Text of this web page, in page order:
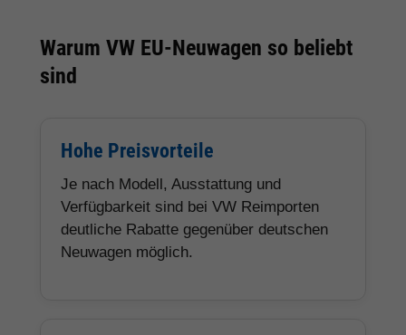
Warum VW EU-Neuwagen so beliebt
sind
Hohe Preisvorteile
Je nach Modell, Ausstattung und
Verfügbarkeit sind bei VW Reimporten
deutliche Rabatte gegenüber deutschen
Neuwagen möglich.